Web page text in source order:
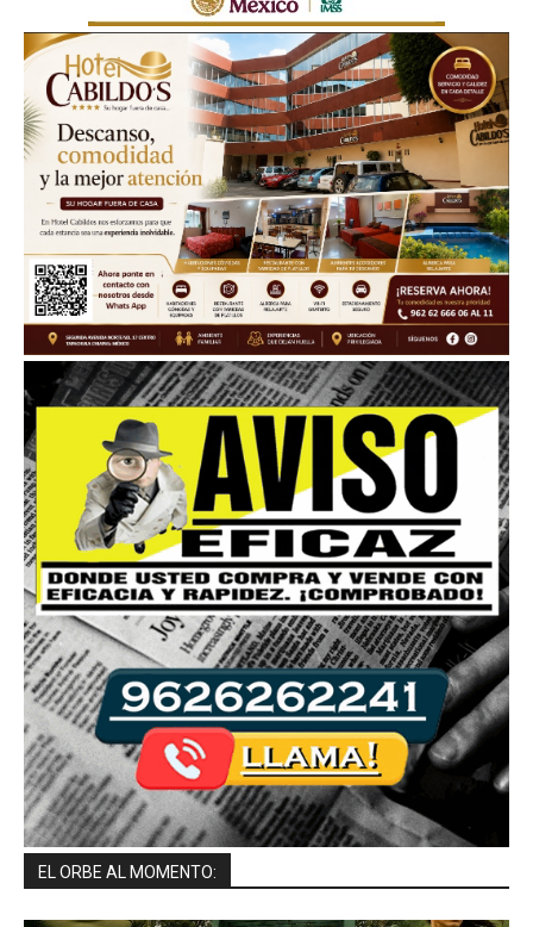
EL ORBE AL MOMENTO: